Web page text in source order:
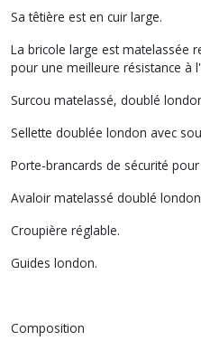
Sa têtière est en cuir large.
La bricole large est matelassée
pour une meilleure résistance à
Surcou matelassé, doublé
Sellette doublée london avec
Porte-brancards de sécurité
Avaloir matelassé doublé
Croupière réglable.
Guides london.
Composition